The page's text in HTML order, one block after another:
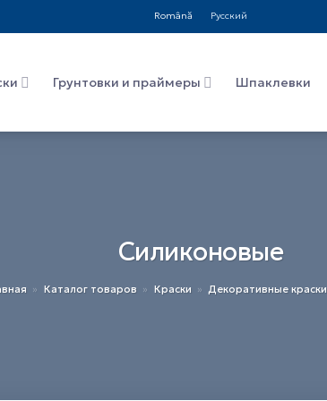
Română Русский
Грунтовки и праймеры Шпаклевки
Силиконовые
» Каталог товаров » Краски » Декоративные краски